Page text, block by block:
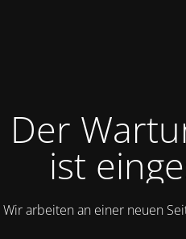
Der
ist
Wir arbeiten an einer neuen